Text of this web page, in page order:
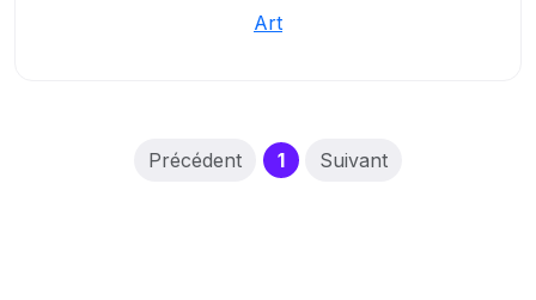
Art
Précédent 1(current)
Suivant